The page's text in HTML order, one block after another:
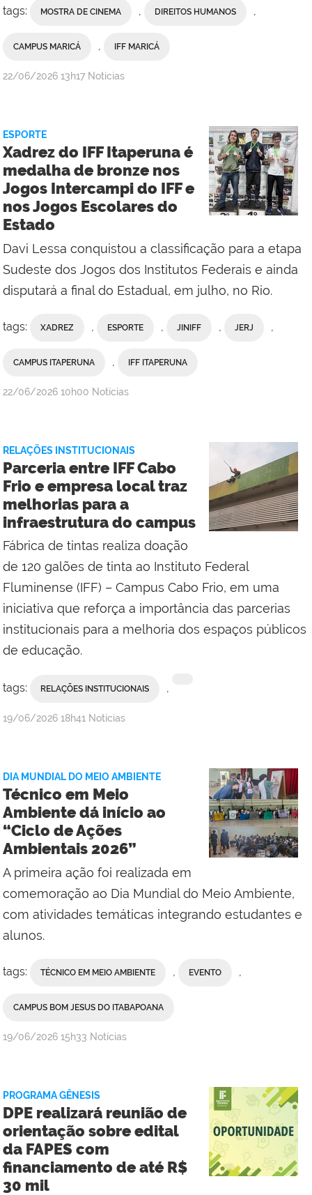
tags: MOSTRA DE CINEMA , DIREITOS HUMANOS ,
CAMPUS MARICÁ , IFF MARICÁ
por
Comunicação
Social
do
Campus
Maricá
publicado
22/06/2026 13h17 Notícias
ESPORTE
Xadrez do IFF Itaperuna é
medalha de bronze nos
Jogos Intercampi do IFF e
nos Jogos Escolares do
Estado
Davi Lessa conquistou a classificação para a etapa
Sudeste dos Jogos dos Institutos Federais e ainda
disputará a final do Estadual, em julho, no Rio.
tags: XADREZ ESPORTE JINIFF JERJ
CAMPUS ITAPERUNA IFF ITAPERUNA
por
da
Comunicação
Social
do
Campus
Maricá
publicado
22/06/2026 10h00 Notícias
RELAÇÕES INSTITUCIONAIS
Parceria entre IFF Cabo
Frio e empresa local traz
melhorias para a
infraestrutura do campus
Fábrica de tintas realiza doação
de 120 galões de tinta ao Instituto Federal
Fluminense (IFF) – Campus Cabo Frio, em uma
iniciativa que reforça a importância das parcerias
institucionais para a melhoria dos espaços públicos
de educação.
tags: RELAÇÕES INSTITUCIONAIS ,
por
Campus
Cabo
Frio
publicado
19/06/2026 18h41 Notícias
DIA MUNDIAL DO MEIO AMBIENTE
Técnico em Meio
Ambiente dá início ao
“Ciclo de Ações
Ambientais 2026”
A primeira ação foi realizada em
comemoração ao Dia Mundial do Meio Ambiente,
com atividades temáticas integrando estudantes e
alunos.
tags: TÉCNICO EM MEIO AMBIENTE , EVENTO ,
CAMPUS BOM JESUS DO ITABAPOANA
por
Comunicação
Social
do
Campus
Bom
Jesus
publicado
19/06/2026 15h33 Notícias
PROGRAMA GÊNESIS
DPE realizará reunião de
orientação sobre edital
da FAPES com
financiamento de até R$
30 mil